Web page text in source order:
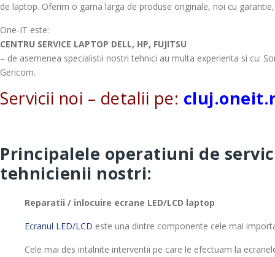
de laptop. Oferim o gama larga de produse originale, noi cu
One-IT este:
CENTRU SERVICE LAPTOP DELL, HP, FUJITSU
– de asemenea specialistii nostri tehnici au multa experienta si cu:
Gericom.
Servicii noi – detalii pe:
Principalele operatiuni de
tehnicienii nostri:
Reparatii / inlocuire ecrane LED/LCD laptop
Ecranul LED/LCD este una dintre componente cele mai
Cele mai des intalnite interventii pe care le efectuam la